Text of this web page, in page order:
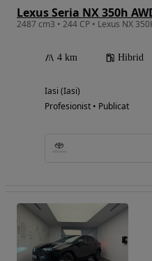
Lexus Seria NX 350h
4 km Hibrid
Iasi (Iasi)
Profesionist • Publicat